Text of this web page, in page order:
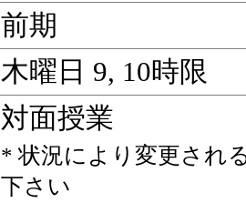
前期
木曜日 9, 10時限
対面授業
* 状況により変更され
下さい